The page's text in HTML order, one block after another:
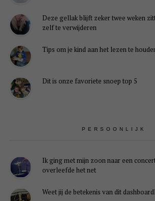
Deze gellak blijft zeker twee weken
zelf te verwijderen
Tips om je kind aan het lezen te
Dit is onze favoriete snoep top 5
PERSOONLIJK
Ik ging met mijn zoon naar een
overleefde het net
Weet jij de betekenis van dit